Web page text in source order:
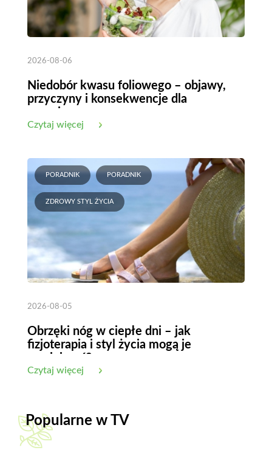
2026-08-06
Niedobór kwasu foliowego – objawy,
przyczyny i konsekwencje dla
Czytaj więcej
PORADNIK PORADNIK
ZDROWY STYL ŻYCIA
2026-08-05
Obrzęki nóg w ciepłe dni – jak
fizjoterapia i styl życia mogą je
Czytaj więcej
Popularne w TV